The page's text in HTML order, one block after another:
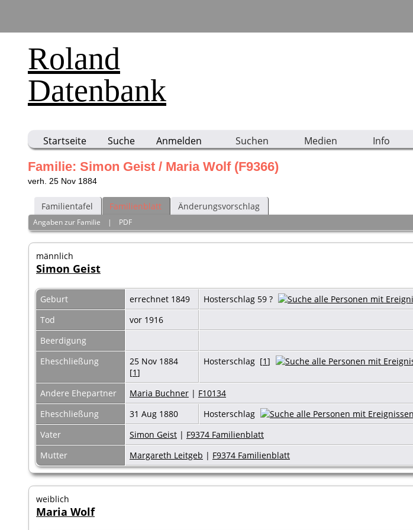
Roland
Datenbank
Startseite Suche Anmelden Suchen Medien Info
Familie: Simon Geist / Maria Wolf (F9366)
verh. 25 Nov 1884
Familientafel Familienblatt Änderungsvorschlag
Angaben zur Familie | PDF
männlich
Simon Geist
Geburt errechnet 1849
Hosterschlag 59 ?
Tod
vor 1916
Beerdigung
Eheschließung
25 Nov 1884
[1]
Hosterschlag [1]
Andere Ehepartner Maria Buchner | F10134
Eheschließung
31 Aug 1880
Hosterschlag
Vater
Simon Geist | F9374 Familienblatt
Mutter
Margareth Leitgeb | F9374 Familienblatt
weiblich
Maria Wolf